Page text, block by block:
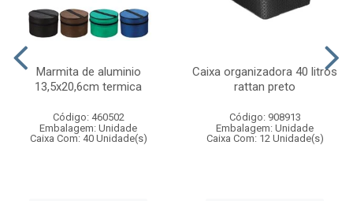
Marmita de aluminio
13,5x20,6cm termica
Código: 460502
Embalagem: Unidade
Caixa Com: 40 Unidade(s)
Caixa organizadora 40 litros
rattan preto
Código: 908913
Embalagem: Unidade
Caixa Com: 12 Unidade(s)